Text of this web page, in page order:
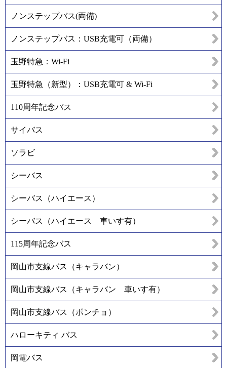
ノンステップバス(両備)
ノンステップバス：USB充電可（両備）
玉野特急：Wi-Fi
玉野特急（新型）：USB充電可 & Wi-Fi
110周年記念バス
サイバス
ソラビ
シーバス
シーバス（ハイエース）
シーバス（ハイエース 車いす有）
115周年記念バス
岡山市支線バス（キャラバン）
岡山市支線バス（キャラバン 車いす有）
岡山市支線バス（ポンチョ）
ハローキティ バス
岡電バス